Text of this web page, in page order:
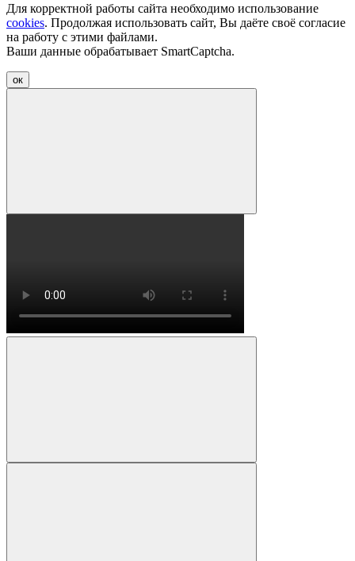
Для корректной работы сайта необходимо использование
cookies. Продолжая использовать сайт, Вы даёте своё согласие
на работу с этими файлами.
Ваши данные обрабатывает SmartCaptcha.
ок